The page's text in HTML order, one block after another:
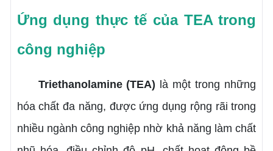
Ứng dụng thực tế của TEA trong
công nghiệp
Triethanolamine (TEA) là một trong những
hóa chất đa năng, được ứng dụng rộng rãi trong
nhiều ngành công nghiệp nhờ khả năng làm chất